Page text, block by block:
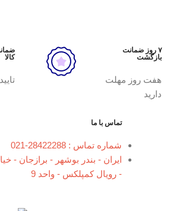
۷ روز ضمانت
بازگشت
هفت روز مهلت
دارید
کالا
تماس با ما
شماره تماس : 28422288-021
ایران - بندر بوشهر - برازجان -
- رویال کمپلکس - واحد 9